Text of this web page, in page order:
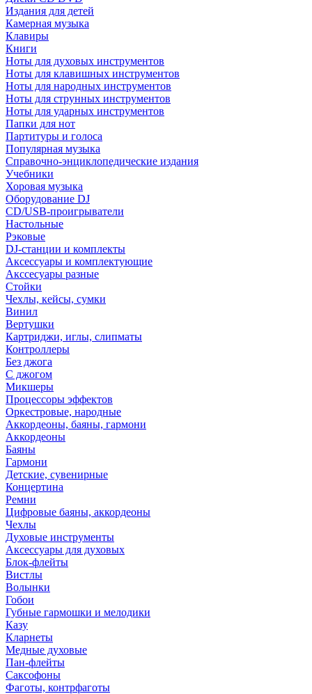
Издания для детей
Камерная музыка
Клавиры
Книги
Ноты для духовых инструментов
Ноты для клавишных инструментов
Ноты для народных инструментов
Ноты для струнных инструментов
Ноты для ударных инструментов
Папки для нот
Партитуры и голоса
Популярная музыка
Справочно-энциклопедические издания
Учебники
Хоровая музыка
Оборудование DJ
CD/USB-проигрыватели
Настольные
Рэковые
DJ-станции и комплекты
Аксессуары и комплектующие
Акссесуары разные
Стойки
Чехлы, кейсы, сумки
Винил
Вертушки
Картриджи, иглы, слипматы
Контроллеры
Без джога
С джогом
Микшеры
Процессоры эффектов
Оркестровые, народные
Аккордеоны, баяны, гармони
Аккордеоны
Баяны
Гармони
Детские, сувенирные
Концертина
Ремни
Цифровые баяны, аккордеоны
Чехлы
Духовые инструменты
Аксессуары для духовых
Блок-флейты
Вистлы
Волынки
Гобои
Губные гармошки и мелодики
Казу
Кларнеты
Медные духовые
Пан-флейты
Саксофоны
Фаготы, контрфаготы